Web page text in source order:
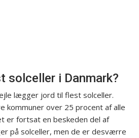
solceller i Danmark?
lægger jord til flest solceller.
kommuner over 25 procent af alle
er fortsat en beskeden del af
på solceller, men de er desværre